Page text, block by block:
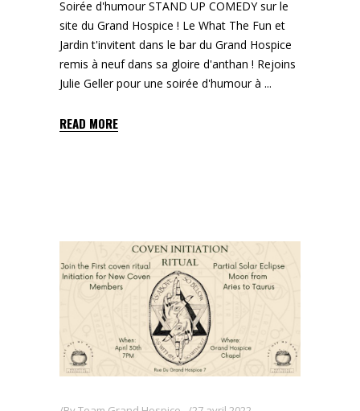
Soirée d'humour STAND UP COMEDY sur le
site du Grand Hospice ! Le What The Fun et
Jardin t'invitent dans le bar du Grand Hospice
remis à neuf dans sa gloire d'anthan ! Rejoins
Julie Geller pour une soirée d'humour à
READ MORE